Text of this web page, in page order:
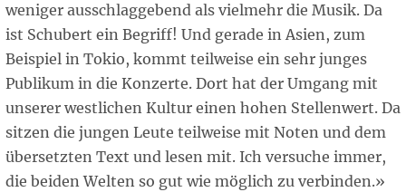
weniger ausschlaggebend als vielmehr die Musik. Da
ist Schubert ein Begriff! Und gerade in Asien, zum
Beispiel in Tokio, kommt teilweise ein sehr junges
Publikum in die Konzerte. Dort hat der Umgang mit
unserer westlichen Kultur einen hohen Stellenwert. Da
sitzen die jungen Leute teilweise mit Noten und dem
übersetzten Text und lesen mit. Ich versuche immer,
die beiden Welten so gut wie möglich zu verbinden.»